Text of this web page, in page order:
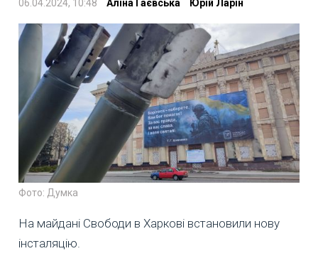
06.04.2024, 10:48 Аліна Гаєвська Юрій Ларін
Фото: Думка
На майдані Свободи в Харкові встановили нову
інсталяцію.